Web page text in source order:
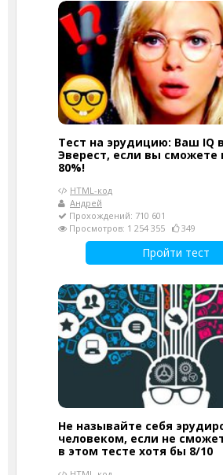
Тест на эрудицию: Ваш IQ
Эверест, если вы сможете
80%!
HTML-код
Андрей
Прохождений: 710 601
Просмотров: 1 254 355
349
Пройти тест
Не называйте себя
человеком, если не
в этом тесте хотя бы 8/10